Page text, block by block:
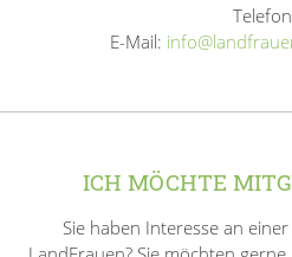
E-Mail:
ICH MÖCHTE
Sie haben Interesse an